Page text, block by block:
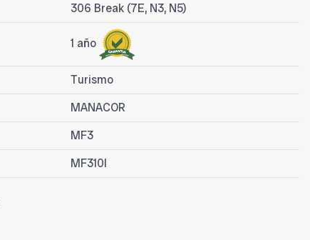
306 Break (7E, N3, N5)
1 año
Turismo
MANACOR
MF3
MF310I